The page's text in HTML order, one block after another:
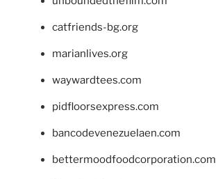
catfriends-bg.org
marianlives.org
waywardtees.com
pidfloorsexpress.com
bancodevenezuelaen.com
bettermoodfoodcorporation.com